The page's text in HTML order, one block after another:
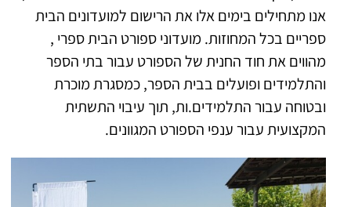
אנו מתחילים בימים אלו את הרישום למועדונים הבית
ספריים בכל המחוזות. מועדוני ספורט הבית ספרי ,
מהווים את חוד החנית של הספורט עבור בתי הספר
והתלמידים ופועלים בבית הספר, כמסגרת מוכרת
ובטוחה עבור התלמידים.ות, תוך עיבוי התשתית
המקצועית עבור ענפי הספורט המגוונים.